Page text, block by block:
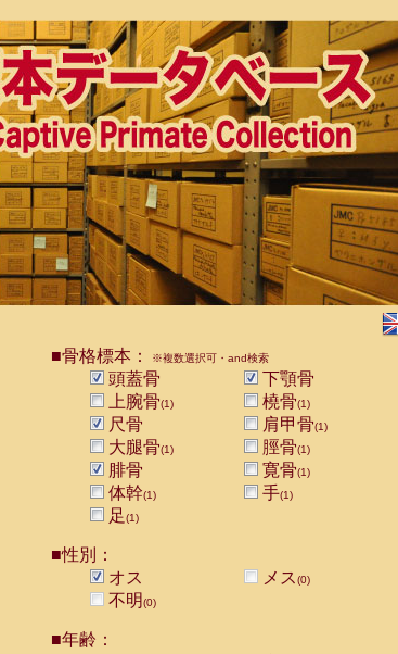
■骨格標本： ※複数選択可・and検索
頭蓋骨
下顎骨
上腕骨(1) 橈骨(1)
尺骨 肩甲骨(1)
大腿骨(1) 脛骨(1)
腓骨 寛骨(1)
体幹(1) 手(1)
足(1)
■性別：
オス
メス(0)
不明(0)
■年齢：